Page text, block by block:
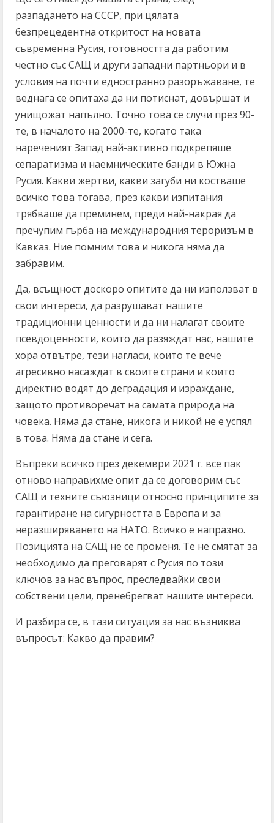
разпадането на СССР, при цялата
безпрецедентна откритост на новата
съвременна Русия, готовността да работим
честно със САЩ и други западни партньори и в
условия на почти едностранно разоръжаване, те
веднага се опитаха да ни потиснат, довършат и
унищожат напълно. Точно това се случи през 90-
те, в началото на 2000-те, когато така
нареченият Запад най-активно подкрепяше
сепаратизма и наемническите банди в Южна
Русия. Какви жертви, какви загуби ни костваше
всичко това тогава, през какви изпитания
трябваше да преминем, преди най-накрая да
пречупим гърба на международния тероризъм в
Кавказ. Ние помним това и никога няма да
забравим.
Да, всъщност доскоро опитите да ни използват в
свои интереси, да разрушават нашите
традиционни ценности и да ни налагат своите
псевдоценности, които да разяждат нас, нашите
хора отвътре, тези нагласи, които те вече
агресивно насаждат в своите страни и които
директно водят до деградация и израждане,
защото противоречат на самата природа на
човека. Няма да стане, никога и никой не е успял
в това. Няма да стане и сега.
Въпреки всичко през декември 2021 г. все пак
отново направихме опит да се договорим със
САЩ и техните съюзници относно принципите за
гарантиране на сигурността в Европа и за
неразширяването на НАТО. Всичко е напразно.
Позицията на САЩ не се променя. Те не смятат за
необходимо да преговарят с Русия по този
ключов за нас въпрос, преследвайки свои
собствени цели, пренебрегват нашите интереси.
И разбира се, в тази ситуация за нас възниква
въпросът: Какво да правим?